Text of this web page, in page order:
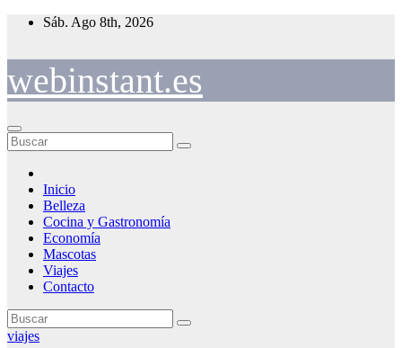
Saltar
Sáb. Ago 8th, 2026
webinstant.es
Inicio
Belleza
Cocina y Gastronomía
Economía
Mascotas
Viajes
Contacto
viajes